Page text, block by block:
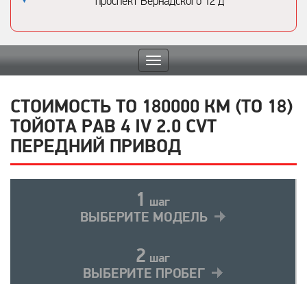
Toggle
navigation
СТОИМОСТЬ ТО 180000 КМ (ТО 18)
ТОЙОТА РАВ 4 IV 2.0 CVT
ПЕРЕДНИЙ ПРИВОД
1 шаг
ВЫБЕРИТЕ МОДЕЛЬ
2 шаг
ВЫБЕРИТЕ ПРОБЕГ